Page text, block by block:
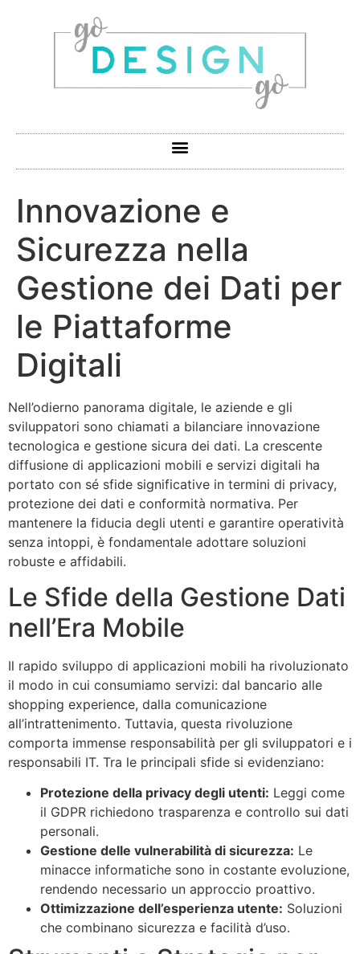
Innovazione e
Sicurezza nella
Gestione dei Dati per
le Piattaforme
Digitali
Nell’odierno panorama digitale, le aziende e gli
sviluppatori sono chiamati a bilanciare innovazione
tecnologica e gestione sicura dei dati. La crescente
diffusione di applicazioni mobili e servizi digitali ha
portato con sé sfide significative in termini di privacy,
protezione dei dati e conformità normativa. Per
mantenere la fiducia degli utenti e garantire operatività
senza intoppi, è fondamentale adottare soluzioni
robuste e affidabili.
Le Sfide della Gestione Dati
nell’Era Mobile
Il rapido sviluppo di applicazioni mobili ha rivoluzionato
il modo in cui consumiamo servizi: dal bancario alle
shopping experience, dalla comunicazione
all’intrattenimento. Tuttavia, questa rivoluzione
comporta immense responsabilità per gli sviluppatori e i
responsabili IT. Tra le principali sfide si evidenziano:
Protezione della privacy degli utenti: Leggi come
il GDPR richiedono trasparenza e controllo sui dati
personali.
Gestione delle vulnerabilità di sicurezza: Le
minacce informatiche sono in costante evoluzione,
rendendo necessario un approccio proattivo.
Ottimizzazione dell’esperienza utente: Soluzioni
che combinano sicurezza e facilità d’uso.